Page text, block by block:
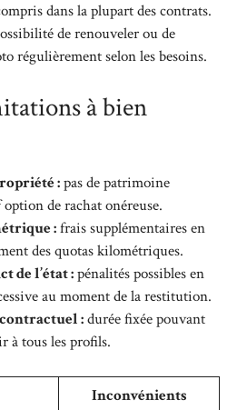
dans la plupart des contrats.
de renouveler ou de
régulièrement selon les besoins.
à bien
:pas de patrimoine
de rachat onéreuse.
:frais supplémentaires en
des quotas kilométriques.
de l’état :pénalités possibles en
au moment de la restitution.
:durée fixée pouvant
à tous les profils.
Inconvénients